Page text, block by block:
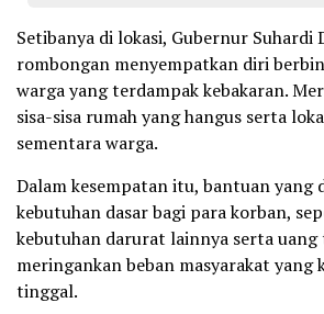
Setibanya di lokasi, Gubernur Suhardi
rombongan menyempatkan diri
warga yang terdampak kebakaran.
sisa-sisa rumah yang hangus serta
sementara warga.
Dalam kesempatan itu, bantuan yang
kebutuhan dasar bagi para korban,
kebutuhan darurat lainnya serta uang
meringankan beban masyarakat yang
tinggal.